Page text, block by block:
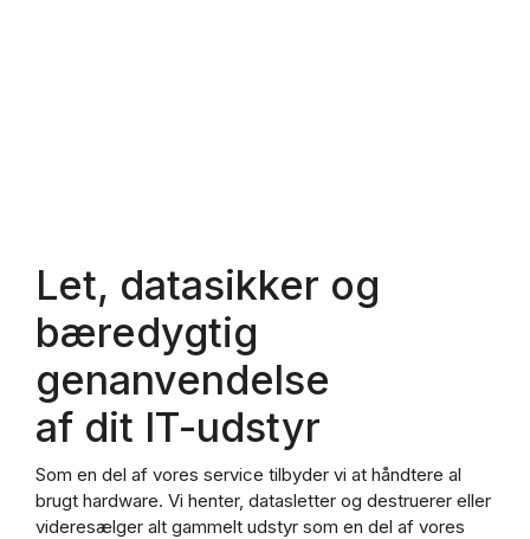
Let, datasikker og
bæredygtig
genanvendelse
af dit IT-udstyr
Som en del af vores service tilbyder vi at håndtere al
brugt hardware. Vi henter, datasletter og destruerer eller
videresælger alt gammelt udstyr som en del af vores